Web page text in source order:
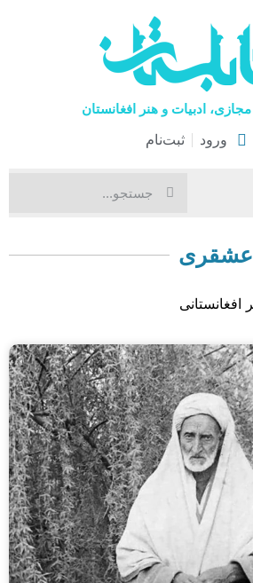
ادبیات و هنر افغانستان
ورود ثبت‌نام
عشقری